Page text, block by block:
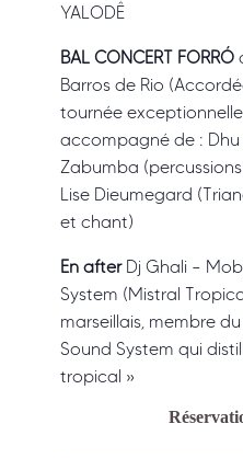
YALODÊ
BAL CONCERT FORRÓ
Barros de Rio
tournée exceptionnelle
accompagné de : Dhu
Zabumba
Lise Dieumegard
et chant)
En afterDj Ghali –
System (Mistral
marseillais, membre
Sound System qui
tropical »